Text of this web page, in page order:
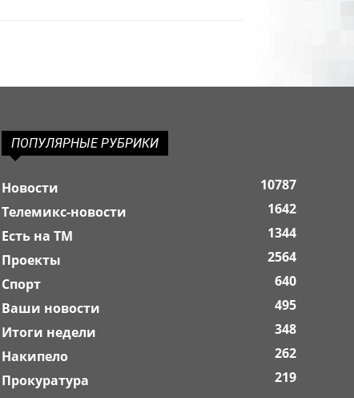
ПОПУЛЯРНЫЕ РУБРИКИ
Новости
10787
Телемикс-новости
1642
Есть на ТМ
1344
Проекты
2564
Спорт
640
Ваши новости
495
Итоги недели
348
Накипело
262
Прокуратура
219